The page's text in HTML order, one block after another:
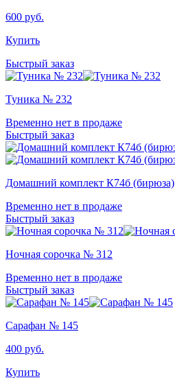
600 руб.
Купить
Быстрый заказ
Туника № 232
Временно нет в продаже
Быстрый заказ
Домашний комплект К74б (бирюза)
Временно нет в продаже
Быстрый заказ
Ночная сорочка № 312
Временно нет в продаже
Быстрый заказ
Сарафан № 145
400 руб.
Купить